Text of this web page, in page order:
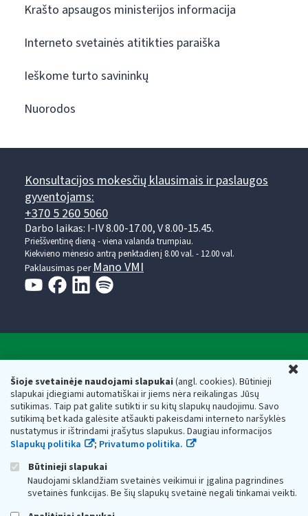
Šioje svetainėje naudojami slapukai(angl. cookies). Būtinieji
slapukai įdiegiami automatiškai ir jiems nėra reikalingas Jūsų
sutikimas. Taip pat galite sutikti ir su kitų slapukų naudojimu. Savo
sutikimą bet kada galėsite atšaukti pakeisdami interneto naršyklės
nustatymus ir ištrindami įrašytus slapukus. Daugiau informacijos
Slapukų politika
; Privatumo politika.
Būtinieji slapukai
Naudojami sklandžiam svetainės veikimui ir įgalina pagrindines
svetainės funkcijas. Be šių slapukų svetainė negali tinkamai veikti.
Krašto apsaugos ministerijos informacija
Interneto svetainės atitikties paraiška
Ieškome turto savininkų
Nuorodos
Konsultacijos mokesčių klausimais ir paslaugos
gyventojams:
+370 5 260 5060
Darbo laikas: I-IV 8.00-17.00, V 8.00-15.45.
Prieššventinę dieną - viena valanda trumpiau.
Kiekvieno mėnesio antrą penktadienį 8.00 val. - 12.00 val.
Paklausimas per Mano VMI
Respublikos finansų ministerijos
Biudžetinė įstaiga. Juridinio asmens kodas — 188659752,
adresas: Vasario 16-osios g. 14, 01107 Vilnius, Lietuva, el.paštas:
vmi@vmi.lt, E. pristatymo dėžutės adresas 188659752
Duomenys apie Valstybinę mokesčių inspekciją prie Lietuvos
Respublikos finansų ministerijos kaupiami ir saugomi Juridinių